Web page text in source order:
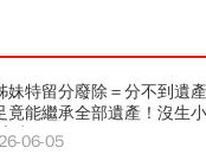
妹特留分廢除＝分不到遺
竟能繼承全部遺產！沒生
制
06-05